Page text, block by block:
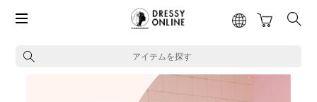
アイテムを探す